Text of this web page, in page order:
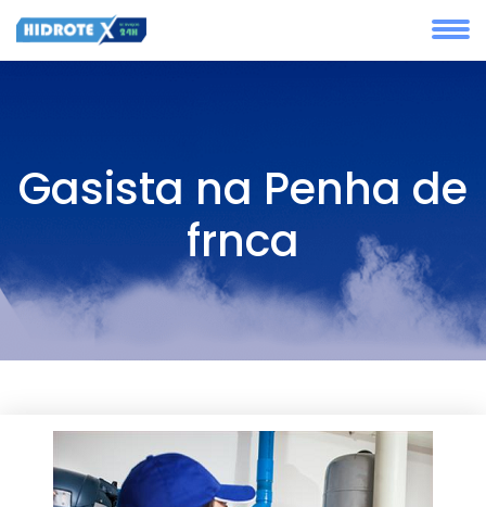
Gasista na Penha de
frnca